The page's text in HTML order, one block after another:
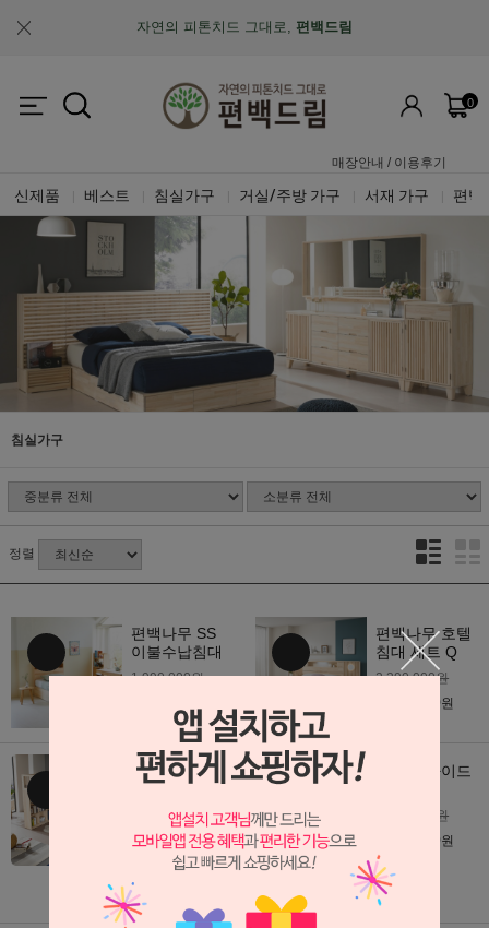
자연의 피톤치드 그대로, 편백드림
맞춤제작과 A/S가 가능한"맞춤 설계 가구"
0
매장안내 / 이용후기
신제품 베스트 침실가구 거실/주방 가구 서재 가구 편백
침실가구
정렬
편백나무 SS
이불수납침대
1,990,000원
편백나무 호텔
침대 세트 Q
2,390,000원
원
편백드림 수납
벙커 침대
침대 + 책장 + 옷장
+ 계단(서랍장) 이
하나로
3,650,000
편백 슬라이드
3,000,000원
원